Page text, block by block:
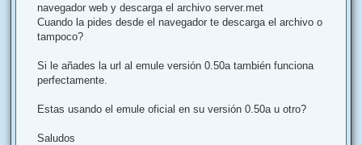
navegador web y descarga el archivo server.met
Cuando la pides desde el navegador te descarga el archivo o
tampoco?
Si le añades la url al emule versión 0.50a también funciona
perfectamente.
Estas usando el emule oficial en su versión 0.50a u otro?
Saludos